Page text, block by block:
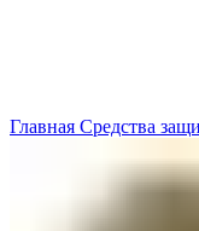
Главная Средства